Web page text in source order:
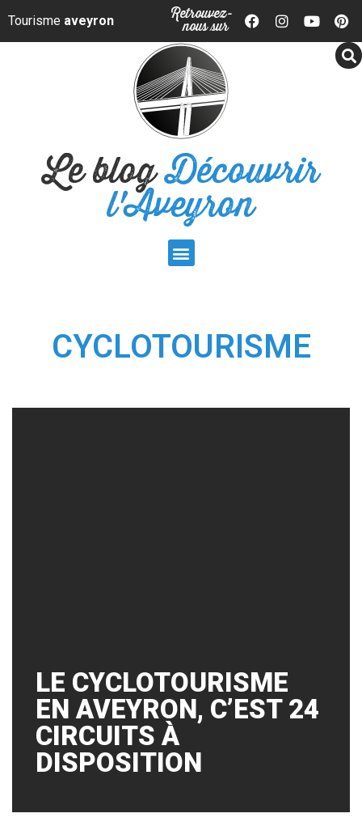
Panneau de gestion des cookies
Tourisme aveyron Retrouvez-
nous sur
Le blogDécouvrir
l'Aveyron
CYCLOTOURISME
LE CYCLOTOURISME
EN AVEYRON, C’EST 24
CIRCUITS À
DISPOSITION